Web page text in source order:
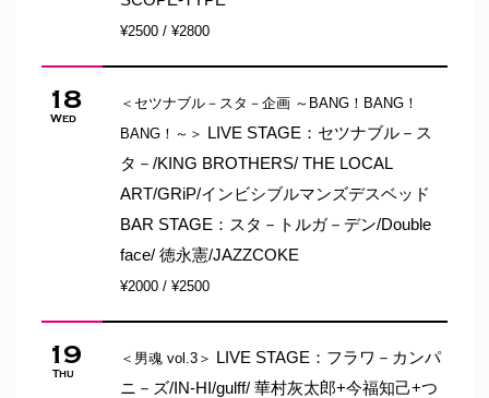
¥2500 / ¥2800
18
Wed
＜セツナブル－スタ－企画 ～BANG！BANG！
BANG！～＞ LIVE STAGE：セツナブル－ス
タ－/KING BROTHERS/ THE LOCAL
ART/GRiP/インビシブルマンズデスベッド
BAR STAGE：スタ－トルガ－デン/Double
face/ 徳永憲/JAZZCOKE
¥2000 / ¥2500
19
Thu
＜男魂 vol.3＞ LIVE STAGE：フラワ－カンパ
ニ－ズ/IN-HI/gulff/ 華村灰太郎+今福知己+つ